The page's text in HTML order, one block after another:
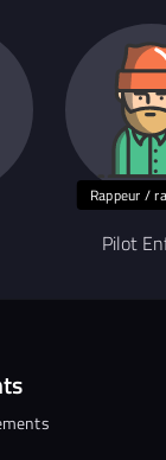
Rappeur /
Pilot